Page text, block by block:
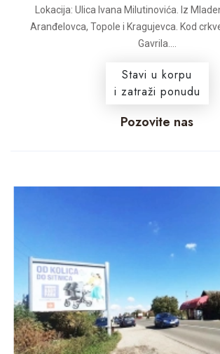
Lokacija: Ulica Ivana Milutinovića. Iz
Aranđelovca, Topole i Kragujevca. Kod
Gavrila....
Stavi u korpu
i zatraži ponudu
Pozovite nas